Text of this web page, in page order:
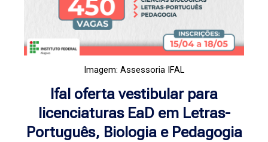
Imagem: Assessoria IFAL
Ifal oferta vestibular para
licenciaturas EaD em Letras-
Português, Biologia e Pedagogia